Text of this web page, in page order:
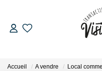
Accueil A vendre Local